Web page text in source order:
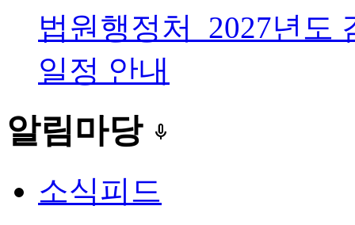
법원행정처_2027년도
일정 안내
알림마당 keyboard_voice
소식피드